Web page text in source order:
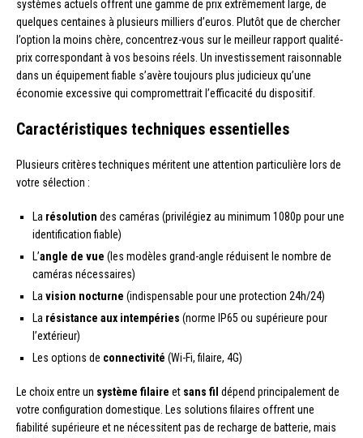
systèmes actuels offrent une gamme de prix extrêmement large, de
quelques centaines à plusieurs milliers d’euros. Plutôt que de chercher
l’option la moins chère, concentrez-vous sur le meilleur rapport qualité-
prix correspondant à vos besoins réels. Un investissement raisonnable
dans un équipement fiable s’avère toujours plus judicieux qu’une
économie excessive qui compromettrait l’efficacité du dispositif.
Caractéristiques techniques essentielles
Plusieurs critères techniques méritent une attention particulière lors de
votre sélection :
La résolution des caméras (privilégiez au minimum 1080p pour une
identification fiable)
L’angle de vue (les modèles grand-angle réduisent le nombre de
caméras nécessaires)
Lavision nocturne (indispensable pour une protection 24h/24)
La résistance aux intempéries (norme IP65 ou supérieure pour
l’extérieur)
Les options de connectivité (Wi-Fi, filaire, 4G)
Le choix entre un système filaire et sans fil dépend principalement de
votre configuration domestique. Les solutions filaires offrent une
fiabilité supérieure et ne nécessitent pas de recharge de batterie, mais